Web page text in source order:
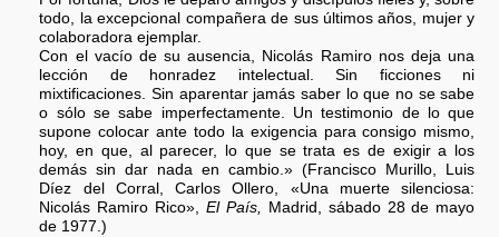
todo, la excepcional compañera de sus últimos años, mujer y
colaboradora ejemplar.
Con el vacío de su ausencia, Nicolás Ramiro nos deja una
lección de honradez intelectual. Sin ficciones ni
mixtificaciones. Sin aparentar jamás saber lo que no se sabe
o sólo se sabe imperfectamente. Un testimonio de lo que
supone colocar ante todo la exigencia para consigo mismo,
hoy, en que, al parecer, lo que se trata es de exigir a los
demás sin dar nada en cambio.» (Francisco Murillo, Luis
Díez del Corral, Carlos Ollero, «Una muerte silenciosa:
Nicolás Ramiro Rico», El País, Madrid, sábado 28 de mayo
de 1977.)